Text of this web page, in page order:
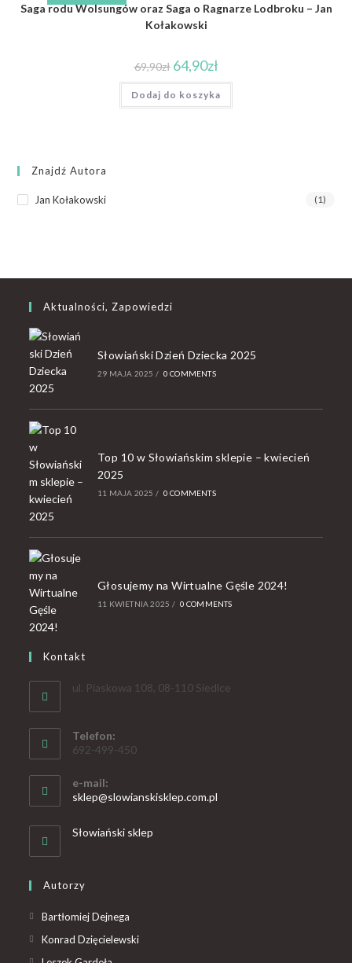
Saga rodu Wolsungów oraz Saga o Ragnarze Lodbroku – Jan
Kołakowski
69,90zł 64,90zł
Dodaj do koszyka
Znajdź Autora
Jan Kołakowski (1)
Aktualności, Zapowiedzi
Słowiański Dzień Dziecka 2025
29 MAJA 2025 / 0 COMMENTS
Top 10 w Słowiańskim sklepie – kwiecień
2025
11 MAJA 2025 / 0 COMMENTS
Głosujemy na Wirtualne Gęśle 2024!
11 KWIETNIA 2025 / 0 COMMENTS
Kontakt
ul. Piaskowa 108, 08-110 Siedlce
Telefon:
692-499-450
e-mail:
sklep@slowianskisklep.com.pl
Słowiański sklep
Autorzy
Bartłomiej Dejnega
Konrad Dzięcielewski